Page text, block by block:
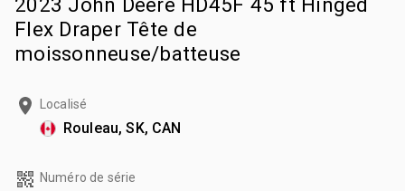
Flex Draper Tête de
moissonneuse/batteuse
Localisé
Rouleau, SK, CAN
Numéro de série